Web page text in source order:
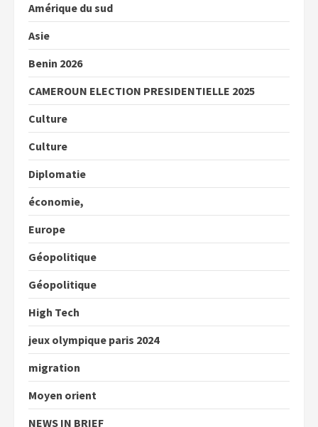
Amérique du sud
Asie
Benin 2026
CAMEROUN ELECTION PRESIDENTIELLE 2025
Culture
Culture
Diplomatie
économie,
Europe
Géopolitique
Géopolitique
High Tech
jeux olympique paris 2024
migration
Moyen orient
NEWS IN BRIEF